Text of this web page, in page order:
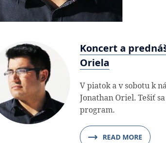
Koncert a
Oriela
V piatok a v sobotu k
Jonathan Oriel. Tešiť
program.
READ MORE